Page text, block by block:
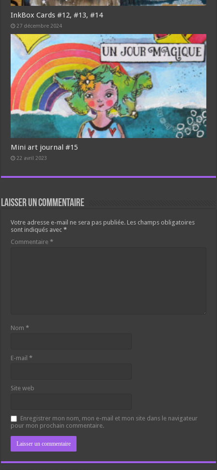
InkBox Cards #12, #13, #14
27 décembre 2024
Mini art journal #15
22 avril 2023
Laisser un commentaire
Votre adresse e-mail ne sera pas publiée. Les champs obligatoires
sont indiqués avec*
Commentaire*
Nom*
E-mail*
Site web
Enregistrer mon nom, mon e-mail et mon site dans le navigateur
pour mon prochain commentaire.